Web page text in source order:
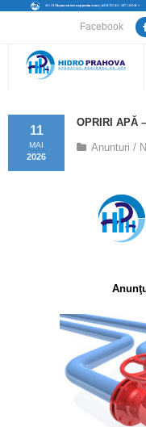
Facebook
Despre noi
Guvernanță
Informații de interes
Calitatea apei
OPRIRI APĂ
11
MAI
2026
Anunturi /